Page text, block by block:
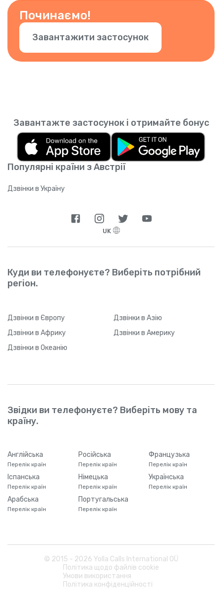
Починаємо!
Завантажити застосунок
Популярні країни з Австрії
Дзвінки в Україну
Завантажте застосунок і отримайте бонус
UK
Куди ви телефонуєте? Виберіть потрібний
регіон.
Дзвінки в Європу Дзвінки в Азію
Дзвінки в Африку Дзвінки в Америку
Дзвінки в Океанію
Звідки ви телефонуєте? Виберіть мову та
країну.
Англійська
Перелік країн
Російська
Перелік країн
Французька
Перелік країн
Іспанська
Перелік країн
Німецька
Перелік країн
Українська
Перелік країн
Арабська
Перелік країн
Португальська
Перелік країн
© 2015 - 2026 Yolla Calls International OÜ
Політика щодо файлів cookie
Умови використання
Політика конфіденційності